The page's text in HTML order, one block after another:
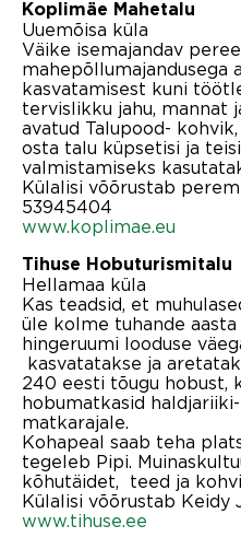
Koplimäe Mahetalu
Uuemõisa küla
Väike isemajandav
mahepõllumajandusega
kasvatamisest kuni
tervislikku jahu, mannat
avatud Talupood-
osta talu küpsetisi ja
valmistamiseks
Külalisi võõrustab
53945404
www.koplimae.eu
Tihuse Hobuturismitalu
Hellamaa küla
Kas teadsid, et
üle kolme tuhande aasta
hingeruumi looduse
kasvatatakse ja
240 eesti tõugu hobust,
hobumatkasid
matkarajale.
Kohapeal saab teha
tegeleb Pipi.
kõhutäidet, teed ja
Külalisi võõrustab Keidy
www.tihuse.ee